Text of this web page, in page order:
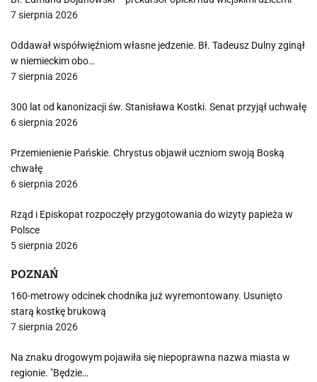
7 sierpnia 2026
Oddawał współwięźniom własne jedzenie. Bł. Tadeusz Dulny zginął
w niemieckim obo…
7 sierpnia 2026
300 lat od kanonizacji św. Stanisława Kostki. Senat przyjął uchwałę
6 sierpnia 2026
Przemienienie Pańskie. Chrystus objawił uczniom swoją Boską
chwałę
6 sierpnia 2026
Rząd i Episkopat rozpoczęły przygotowania do wizyty papieża w
Polsce
5 sierpnia 2026
POZNAŃ
160-metrowy odcinek chodnika już wyremontowany. Usunięto
starą kostkę brukową
7 sierpnia 2026
Na znaku drogowym pojawiła się niepoprawna nazwa miasta w
regionie. "Będzie…